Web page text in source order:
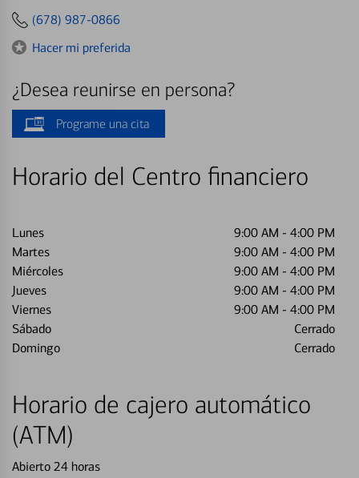
(678) 987-0866
Hacer mi preferida
¿Desea reunirse en persona?
Programe una cita
Horario del Centro financiero
Lunes 9:00 AM - 4:00 PM
Martes
9:00 AM - 4:00 PM
Miércoles
9:00 AM - 4:00 PM
Jueves
9:00 AM - 4:00 PM
Viernes
9:00 AM - 4:00 PM
Sábado
Cerrado
Domingo
Cerrado
Horario de cajero automático
(ATM)
Abierto 24 horas